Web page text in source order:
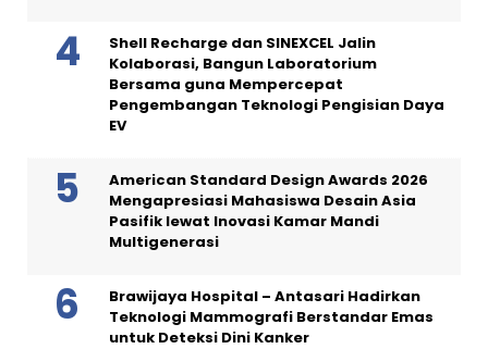
Shell Recharge dan SINEXCEL Jalin
Kolaborasi, Bangun Laboratorium
Bersama guna Mempercepat
Pengembangan Teknologi Pengisian Daya
EV
American Standard Design Awards 2026
Mengapresiasi Mahasiswa Desain Asia
Pasifik lewat Inovasi Kamar Mandi
Multigenerasi
Brawijaya Hospital – Antasari Hadirkan
Teknologi Mammografi Berstandar Emas
untuk Deteksi Dini Kanker